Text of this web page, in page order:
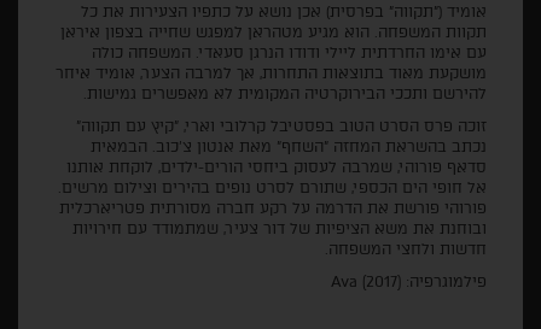
אומיד ("תקווה" בפרסית) אכן נושא על כתפיו הצעירות את כל
תקוות המשפחה. הוא מגיע מטהראן למפגש שחייה בצפון איראן
עם אימו החרדתית ליילי ודודו הנרגן סעאדי. המשפחה כולה
מושקעת מאוד בתוצאות התחרות, אך למרבה הצער, אומיד איחר
להירשם ותככי הבירוקרטיה המקומית לא מאפשרים גמישות.
זוכה פרס הסרט הטוב בפסטיבל קרלובי וארי, "קיץ עם תקווה"
נכתב בהשראת המחזה "השחף" מאת אנטון צ'כוב. הבמאית
סדאף פורוהי, שמרבה לעסוק ביחסי הורים-ילדים, לוקחת אותנו
אל חופי הים הכספי, שתורם לסרט נופים בהירים וצילום מרשים.
פורוהי פורשת את הדרמה על רקע חברה מסורתית פטריארכלית
ובוחנת את משא הציפיות של דור צעיר, שמתמודד עם חירויות
חדשות ולחצי המשפחה.
פילמוגרפיה: Ava (2017)